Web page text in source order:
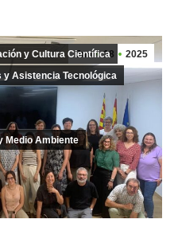
Jun 18 2025
y Cultura Científica
Asistencia Tecnológica
Medio Ambiente